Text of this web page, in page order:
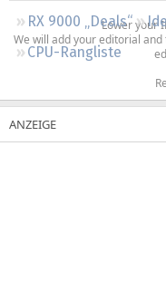
RX 9000 „Deals“
CPU-Rangliste
Lower your
We will add your editorial